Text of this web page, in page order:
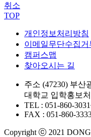
취소
TOP
개인정보처리방침
이메일무단수집거
캠퍼스맵
찾아오시는 길
주소 (47230) 부산
대학교 입학홍보처
TEL : 051-860-
FAX : 051-860-
Copyright ⓒ 2021